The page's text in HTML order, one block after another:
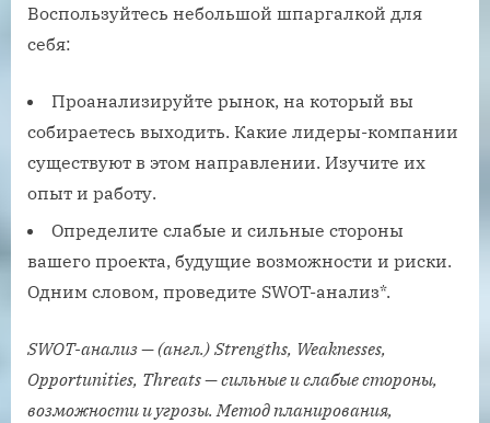
Воспользуйтесь небольшой шпаргалкой для
себя:
Проанализируйте рынок, на который вы
собираетесь выходить. Какие лидеры-компании
существуют в этом направлении. Изучите их
опыт и работу.
Определите слабые и сильные стороны
вашего проекта, будущие возможности и риски.
Одним словом, проведите SWOT-анализ*.
SWOT-анализ — (англ.) Strengths, Weaknesses,
Opportunities, Threats — сильные и слабые стороны,
возможности и угрозы. Метод планирования,